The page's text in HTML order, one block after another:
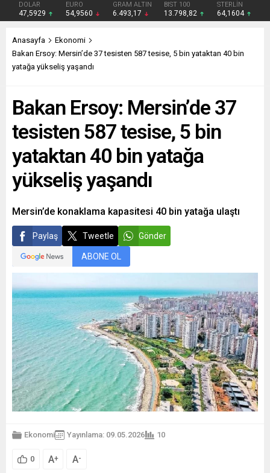
DOLAR
47,5929
EURO
54,9560
GRAM ALTIN
6.493,17
BIST 100
13.798,82
STERLİN
64,1604
Anasayfa
Ekonomi
Bakan Ersoy: Mersin’de 37 tesisten 587 tesise, 5 bin yataktan 40 bin
yatağa yükseliş yaşandı
Bakan Ersoy: Mersin’de 37
tesisten 587 tesise, 5 bin
yataktan 40 bin yatağa
yükseliş yaşandı
Mersin’de konaklama kapasitesi 40 bin yatağa ulaştı
Paylaş Tweetle Gönder
ABONE OL
Ekonomi Yayınlama: 09.05.2026 10
0 A+ A-